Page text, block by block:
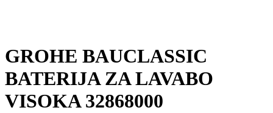
GROHE BAUCLASSIC
BATERIJA ZA LAVABO
VISOKA 32868000